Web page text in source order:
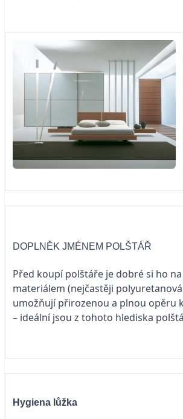
DOPLNĚK JMÉNEM POLŠTÁŘ
Před koupí polštáře je dobré si ho
materiálem (nejčastěji
umožňují přirozenou a plnou opěru
– ideální jsou z tohoto hlediska
Hygiena lůžka